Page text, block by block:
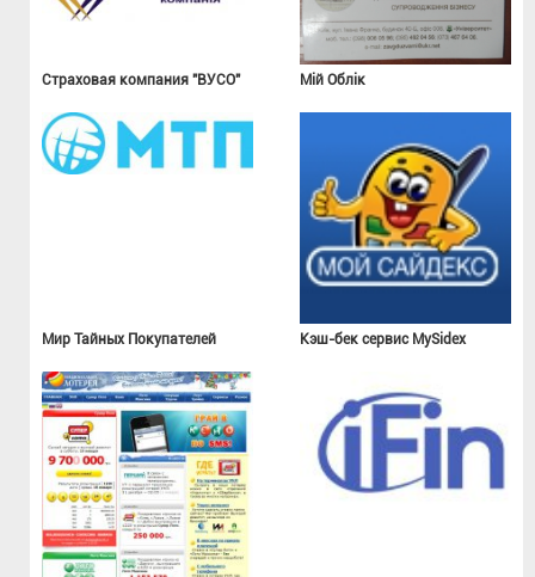
Страховая компания "ВУСО" Мій Облік
Мир Тайных Покупателей Кэш-бек сервис MySidex